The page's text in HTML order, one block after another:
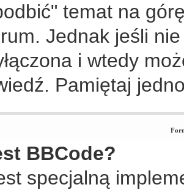
temat na
Jednak jeśli
i wtedy
Pamiętaj
BBCode?
specjalną